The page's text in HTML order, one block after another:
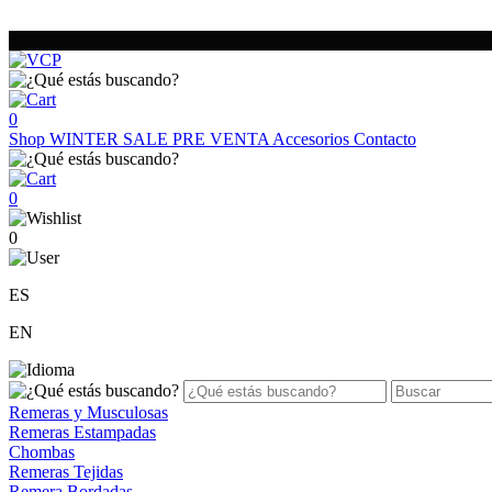
0
Shop WINTER SALE PRE VENTA Accesorios Contacto
0
0
ES
EN
Remeras y Musculosas
Remeras Estampadas
Chombas
Remeras Tejidas